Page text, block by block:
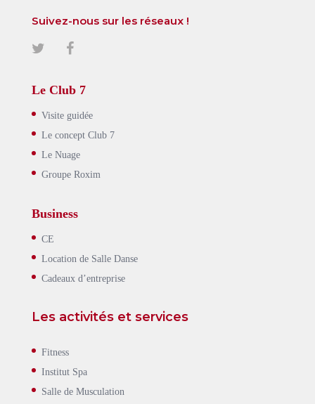
Suivez-nous sur les réseaux !
Le Club 7
Visite guidée
Le concept Club 7
Le Nuage
Groupe Roxim
Business
CE
Location de Salle Danse
Cadeaux d’entreprise
Les activités et services
Fitness
Institut Spa
Salle de Musculation